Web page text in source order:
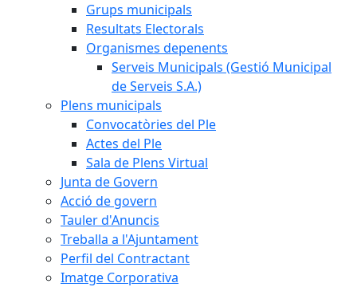
Grups municipals
Resultats Electorals
Organismes depenents
Serveis Municipals (Gestió Municipal
de Serveis S.A.)
Plens municipals
Convocatòries del Ple
Actes del Ple
Sala de Plens Virtual
Junta de Govern
Acció de govern
Tauler d'Anuncis
Treballa a l'Ajuntament
Perfil del Contractant
Imatge Corporativa